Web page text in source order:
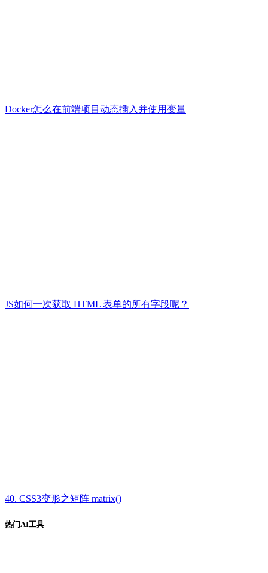
Docker怎么在前端项目动态插入并使用变量
JS如何一次获取 HTML 表单的所有字段呢？
40. CSS3变形之矩阵 matrix()
热门AI工具